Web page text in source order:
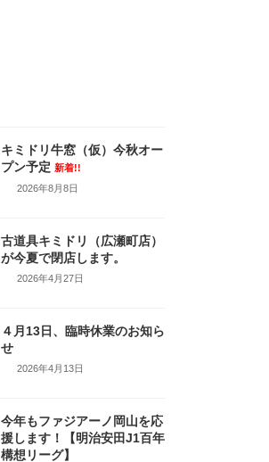
キミドリ牛窓（仮）今秋オー
プン予定 新着!!
2026年8月8日
古道具キミドリ（広瀬町店）
が今夏で閉店します。
2026年4月27日
４月13日、臨時休業のお知ら
せ
2026年4月13日
今年もファジアーノ岡山を応
援します！【明治安田J1百年
構想リーグ】